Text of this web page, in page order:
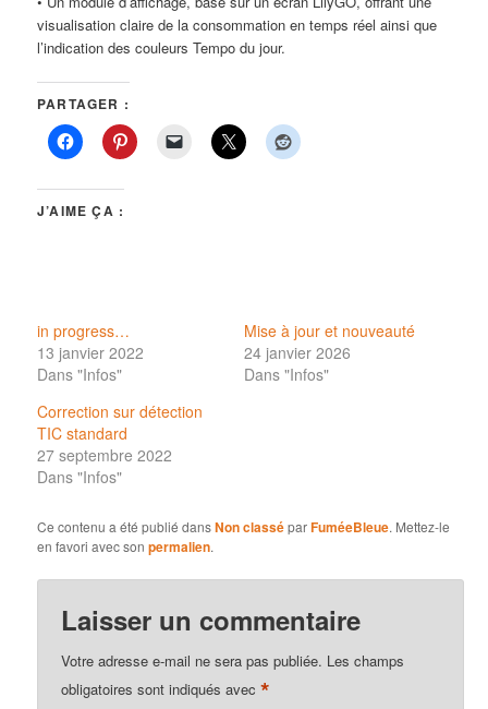
visualisation claire de la consommation en temps réel ainsi que
l’indication des couleurs Tempo du jour.
PARTAGER :
J’AIME ÇA :
in progress…
13 janvier 2022
Dans "Infos"
Mise à jour et nouveauté
24 janvier 2026
Dans "Infos"
Correction sur détection
TIC standard
27 septembre 2022
Dans "Infos"
Ce contenu a été publié dansNon classéparFuméeBleue. Mettez-le
en favori avec sonpermalien.
Laisser un commentaire
Votre adresse e-mail ne sera pas publiée. Les champs
obligatoires sont indiqués avec*